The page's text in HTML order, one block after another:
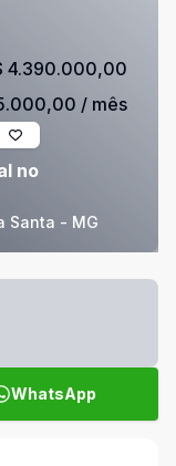
no
Santa - MG
4.390.000,00
/ mês
WhatsApp